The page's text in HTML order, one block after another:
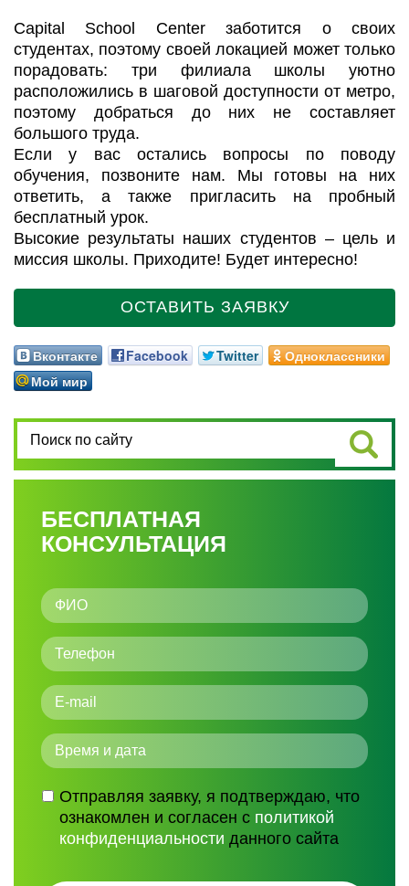
Capital School Center заботится о своих
студентах, поэтому своей локацией может только
порадовать: три филиала школы уютно
расположились в шаговой доступности от метро,
поэтому добраться до них не составляет
большого труда.
Если у вас остались вопросы по поводу
обучения, позвоните нам. Мы готовы на них
ответить, а также пригласить на пробный
бесплатный урок.
Высокие результаты наших студентов – цель и
миссия школы. Приходите! Будет интересно!
ОСТАВИТЬ ЗАЯВКУ
Вконтакте Facebook Twitter
Одноклассники
Мой мир
БЕСПЛАТНАЯ
КОНСУЛЬТАЦИЯ
Отправляя заявку, я подтверждаю, что
ознакомлен и согласен с политикой
конфиденциальности данного сайта